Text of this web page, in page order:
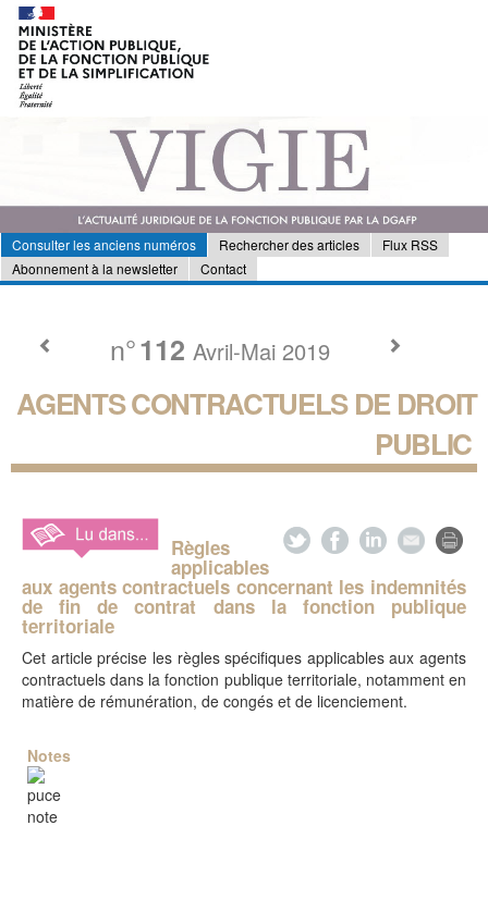
Consulter les anciens numéros Rechercher des articles
Flux RSS
Abonnement à la newsletter
Contact
n°112 Avril-Mai 2019
AGENTS CONTRACTUELS DE DROIT
PUBLIC
Règles
applicables
aux agents contractuels concernant les indemnités
de fin de contrat dans la fonction publique
territoriale
Cet article précise les règles spécifiques applicables aux agents
contractuels dans la fonction publique territoriale, notamment en
matière de rémunération, de congés et de licenciement.
Notes